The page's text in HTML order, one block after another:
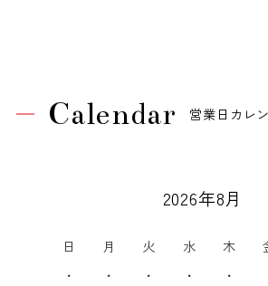
Calendar 営業日カレ
2026年8月
日 月 火 水 木
・
・ ・ ・ ・